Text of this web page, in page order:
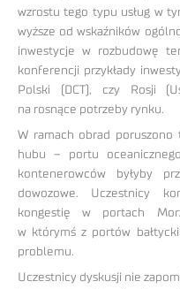
wzrostu tego typu usług w
wyższe od wskaźników
inwestycje w rozbudowę
konferencji przykłady
Polski (DCT), czy Rosji
na rosnące potrzeby rynku.
W ramach obrad poruszono
hubu – portu
kontenerowców byłyby
dowozowe. Uczestnicy
kongestię w portach
w którymś z portów
problemu.
Uczestnicy dyskusji nie